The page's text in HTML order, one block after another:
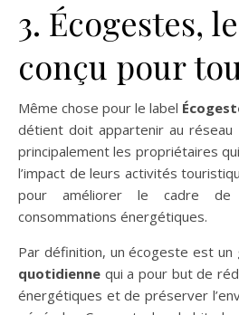
3. Écogestes,
conçu pour
Même chose pour le label
détient doit appartenir au réseau
principalement les propriétaires
l’impact de leurs activités
pour améliorer le cadre
consommations énergétiques.
Par définition, un écogeste est un
quotidienne qui a pour but de
énergétiques et de préserver